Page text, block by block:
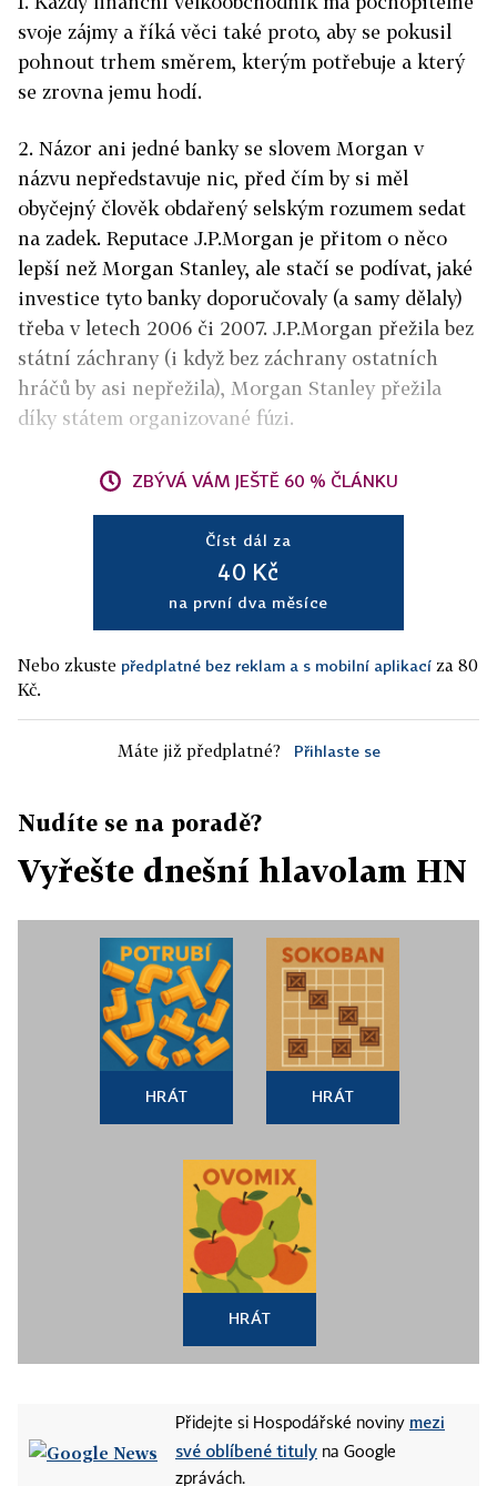
svoje zájmy a říká věci také proto, aby se pokusil
pohnout trhem směrem, kterým potřebuje a který
se zrovna jemu hodí.
2. Názor ani jedné banky se slovem Morgan v
názvu nepředstavuje nic, před čím by si měl
obyčejný člověk obdařený selským rozumem sedat
na zadek. Reputace J.P.Morgan je přitom o něco
lepší než Morgan Stanley, ale stačí se podívat, jaké
investice tyto banky doporučovaly (a samy dělaly)
třeba v letech 2006 či 2007. J.P.Morgan přežila bez
státní záchrany (i když bez záchrany ostatních
hráčů by asi nepřežila), Morgan Stanley přežila
díky státem organizované fúzi.
ZBÝVÁ VÁM JEŠTĚ 60 % ČLÁNKU
Číst dál za
40 Kč
na první dva měsíce
Nebo zkuste předplatné bez reklam a s mobilní aplikací za 80
Kč.
Máte již předplatné? Přihlaste se
Nudíte se na poradě?
Vyřešte dnešní hlavolam HN
HRÁT HRÁT
HRÁT
Přidejte si Hospodářské noviny mezi
své oblíbené tituly na Google
zprávách.